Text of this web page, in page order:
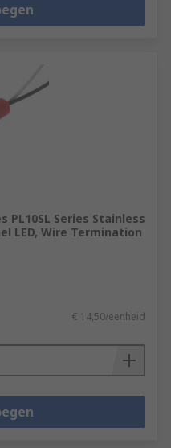
PL10SL Series Stainless
LED, Wire Termination
€ 14,50/eenheid